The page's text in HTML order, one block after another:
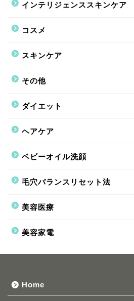
インテリジェンススキンケア
コスメ
スキンケア
その他
ダイエット
ヘアケア
ベビーオイル洗顔
毛穴バランスリセット法
美容医療
美容家電
Home